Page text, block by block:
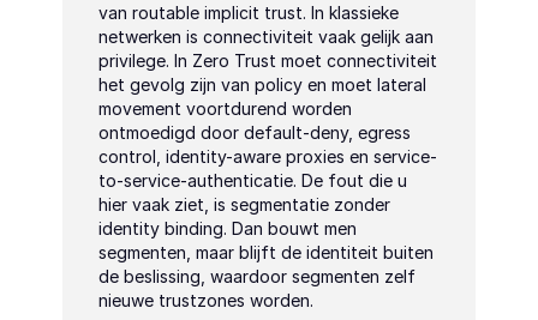
van routable implicit trust. In klassieke
netwerken is connectiviteit vaak gelijk aan
privilege. In Zero Trust moet connectiviteit
het gevolg zijn van policy en moet lateral
movement voortdurend worden
ontmoedigd door default-deny, egress
control, identity-aware proxies en service-
to-service-authenticatie. De fout die u
hier vaak ziet, is segmentatie zonder
identity binding. Dan bouwt men
segmenten, maar blijft de identiteit buiten
de beslissing, waardoor segmenten zelf
nieuwe trustzones worden.